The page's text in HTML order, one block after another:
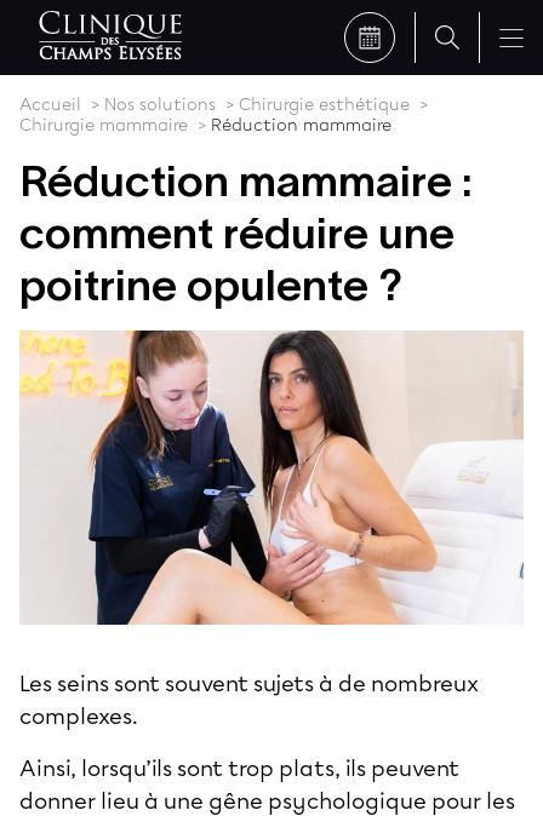
Accueil Nos solutions
Chirurgie esthétique
Chirurgie mammaire
Réduction mammaire
Réduction mammaire :
comment réduire une
poitrine opulente ?
Les seins sont souvent sujets à de nombreux
complexes.
Ainsi, lorsqu’ils sont trop plats, ils peuvent
donner lieu à une gêne psychologique pour les